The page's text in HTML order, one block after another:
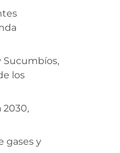
Sucumbíos,
los
2030,
gases y